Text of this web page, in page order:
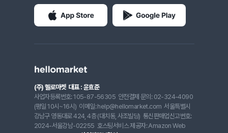
(주) 헬로마켓 대표 : 윤효준
사업자등록번호: 105-87-56305 안전결제 문의: 02-324-4090
(평일 10시~16시) 이메일: help@hellomarket.com 서울특별시
강남구 영동대로 424, 4층 (대치동, 사조빌딩) 통신판매업신고번호:
2024-서울강남-02255 호스팅서비스 제공자: Amazon Web